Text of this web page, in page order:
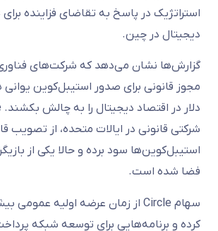
استراتژیک در پاسخ به تقاضای فزاینده برای
دیجیتال در چین.
گزارش‌ها نشان می‌دهد که شرکت‌های
مجوز قانونی برای صدور استیبل‌کوین یوانی
شرکتی قانونی در ایالات متحده، از تصویب
استیبل‌کوین‌ها سود برده و حالا یکی از
فضا شده است.
کرده و برنامه‌هایی برای توسعه شبکه